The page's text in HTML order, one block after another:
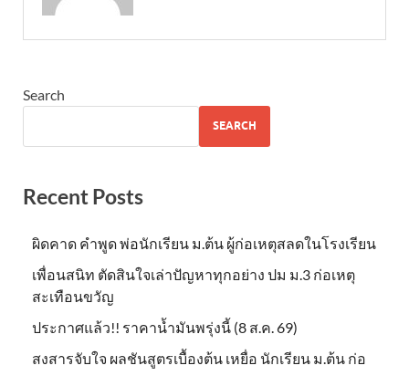
Search
SEARCH
Recent Posts
ผิดคาด คำพูด พ่อนักเรียน ม.ต้น ผู้ก่อเหตุสลดในโรงเรียน
เพื่อนสนิท ตัดสินใจเล่าปัญหาทุกอย่าง ปม ม.3 ก่อเหตุ
สะเทือนขวัญ
ประกาศแล้ว!! ราคาน้ำมันพรุ่งนี้ (8 ส.ค. 69)
สงสารจับใจ ผลชันสูตรเบื้องต้น เหยื่อ นักเรียน ม.ต้น ก่อ